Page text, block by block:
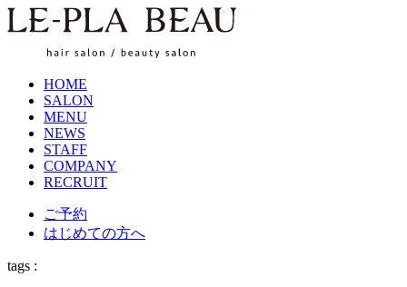
HOME
SALON
MENU
NEWS
STAFF
COMPANY
RECRUIT
ご予約
はじめての方へ
tags :